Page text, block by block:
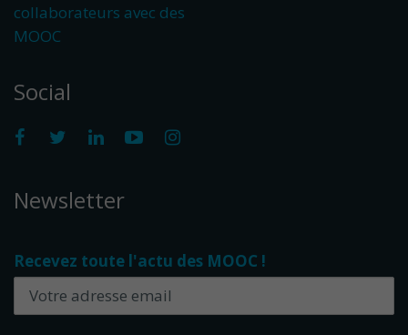
collaborateurs avec des
MOOC
Social
Newsletter
Recevez toute l'actu des MOOC !